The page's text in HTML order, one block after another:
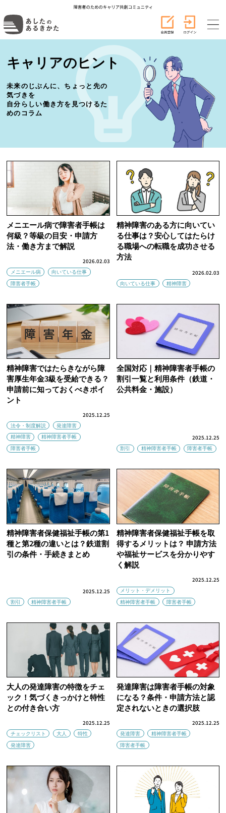
キャリアのヒント
未来のじぶんに、ちょっと先の
気づきを
自分らしい働き方を見つけるた
めのコラム
メニエール病で障害者手帳は
何級？等級の目安・申請方
法・働き方まで解説
2026.02.03
メニエール病
向いている仕事
障害者手帳
精神障害のある方に向いてい
る仕事は？安心してはたらけ
る職場への転職を成功させる
方法
2026.02.03
向いている仕事
精神障害
精神障害ではたらきながら障
害厚生年金3級を受給できる？
申請前に知っておくべきポイ
ント
2025.12.25
法令・制度解説
発達障害
精神障害
精神障害者手帳
障害者手帳
全国対応｜精神障害者手帳の
割引一覧と利用条件（鉄道・
公共料金・施設）
2025.12.25
割引
精神障害者手帳 障害者手帳
精神障害者保健福祉手帳の第1
種と第2種の違いとは？鉄道割
引の条件・手続きまとめ
2025.12.25
割引
精神障害者手帳
精神障害者保健福祉手帳を取
得するメリットは？ 申請方法
や福祉サービスを分かりやす
く解説
2025.12.25
メリット・デメリット
精神障害者手帳
障害者手帳
大人の発達障害の特徴をチェ
ック！気づくきっかけと特性
との付き合い方
2025.12.25
チェックリスト
大人
特性
発達障害
発達障害は障害者手帳の対象
になる？条件・申請方法と認
定されないときの選択肢
2025.12.25
発達障害
精神障害者手帳
障害者手帳